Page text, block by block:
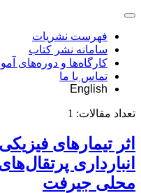
فهرست نشریات
سامانه نشر کتاب
کارگاه‌ها و دوره‌های
تماس با ما
English
تعداد مقالات: 1
اثر تیمارهای
انبارداری
محلی جیرفت